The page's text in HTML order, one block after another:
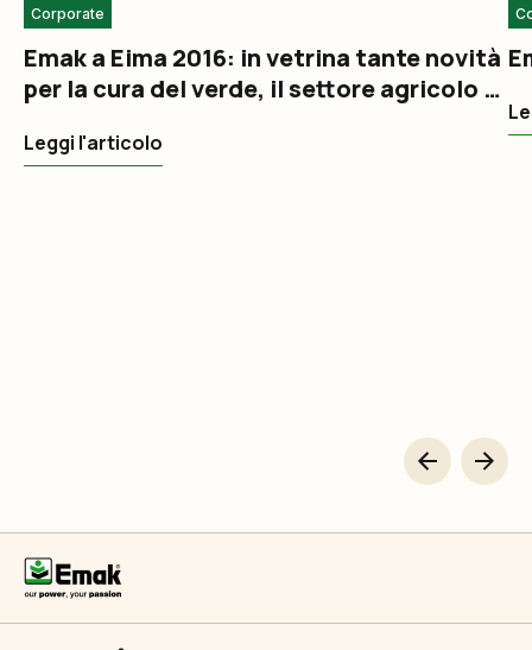
Corporate
Emak a Eima 2016: in vetrina tante novità
per la cura del verde, il settore agricolo e
Leggi l'articolo